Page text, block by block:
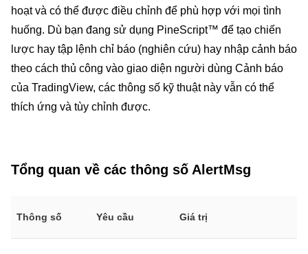
hoạt và có thể được điều chỉnh để phù hợp với mọi tình
huống. Dù bạn đang sử dụng PineScript™ để tạo chiến
lược hay tập lệnh chỉ báo (nghiên cứu) hay nhập cảnh báo
theo cách thủ công vào giao diện người dùng Cảnh báo
của TradingView, các thông số kỹ thuật này vẫn có thể
thích ứng và tùy chỉnh được.
Tổng quan về các thông số AlertMsg
Thông số Yêu cầu Giá trị